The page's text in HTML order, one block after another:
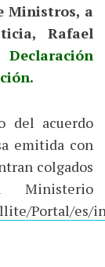
Ministros, a
Rafael
del acuerdo
emitida con
colgados
Portal/es/